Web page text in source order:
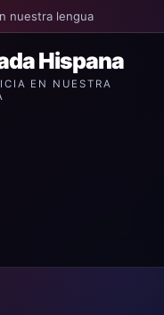
nuestra lengua
Hispana
EN NUESTRA